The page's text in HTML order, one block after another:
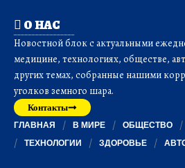
О НАС
Новостной блок с актуальными
медицине, технологиях, обществе,
других темах, собранные нашими
уголков земного шара.
Контакты
ГЛАВНАЯ В МИРЕ ОБЩЕСТВО
ТЕХНОЛОГИИ
ЗДОРОВЬЕ